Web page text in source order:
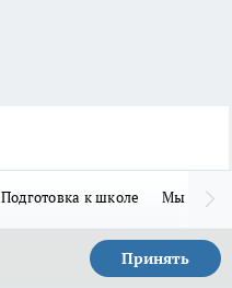
Подготовка к школе Мы в MAX
Принять